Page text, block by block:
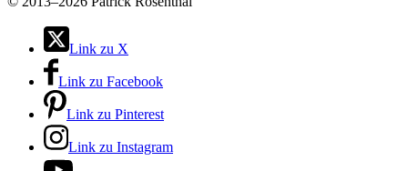
Link zu X
Link zu Facebook
Link zu Pinterest
Link zu Instagram